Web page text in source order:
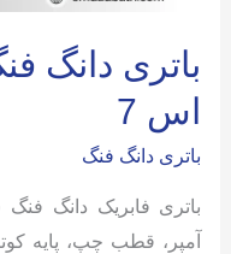
باتری دانگ
اس 7
باتری دانگ فنگ